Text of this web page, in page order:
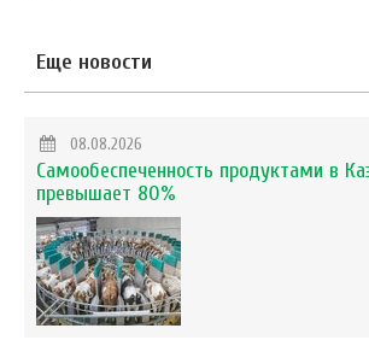
Еще новости
08.08.2026
Самообеспеченность продуктами в
превышает 80%